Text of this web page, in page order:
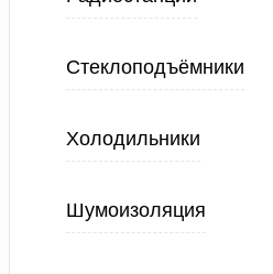
Стеклоподъёмники
Холодильники
Шумоизоляция